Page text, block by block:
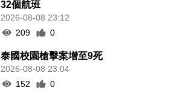
32個航班
2026-08-08 23:12
209
0
泰國校園槍擊案增至9死
2026-08-08 23:04
152
0